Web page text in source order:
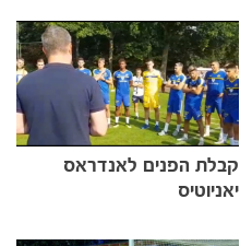
קבלת הפנים לאנדראס
יאניוטיס